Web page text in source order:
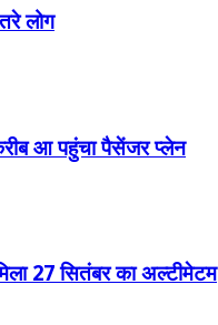
लोग
आ पहुंचा पैसेंजर प्लेन
27 सितंबर का अल्टीमेटम